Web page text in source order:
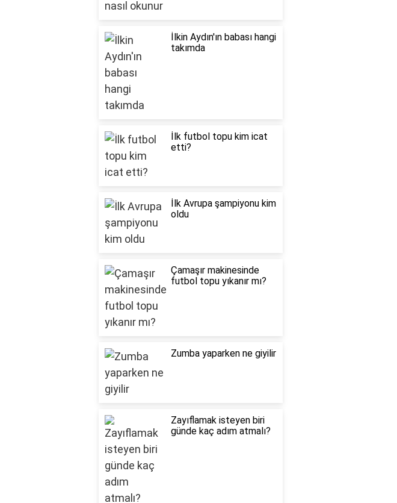
İlkin Aydın'ın babası hangi
takımda
İlk futbol topu kim icat
etti?
İlk Avrupa şampiyonu kim
oldu
Çamaşır makinesinde
futbol topu yıkanır mı?
Zumba yaparken ne giyilir
Zayıflamak isteyen biri
günde kaç adım atmalı?